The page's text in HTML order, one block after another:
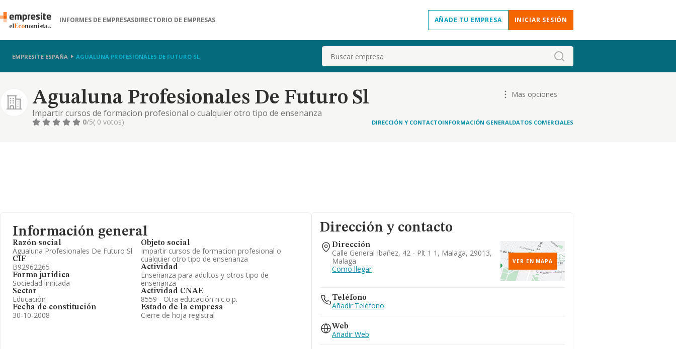
INFORMES DE EMPRESASDIRECTORIO DE EMPRESAS AÑADE TU EMPRESA INICIAR SESIÓN
EMPRESITE ESPAÑA AGUALUNA PROFESIONALES DE FUTURO SL Buscar
Agualuna Profesionales De Futuro Sl
Impartir cursos de formacion profesional o cualquier otro tipo de ensenanza
Mas opciones
0/5( 0 votos) DIRECCIÓN Y CONTACTOINFORMACIÓN GENERALDATOS COMERCIALES
Información general
Razón social
Agualuna Profesionales De Futuro Sl
CIF
B92962265
Forma jurídica
Sociedad limitada
Sector
Educación
Fecha de constitución
30-10-2008
Objeto social
Impartir cursos de formacion profesional o
cualquier otro tipo de ensenanza
Actividad
Enseñanza para adultos y otros tipo de
enseñanza
Actividad CNAE
8559 - Otra educación n.c.o.p.
Estado de la empresa
Cierre de hoja registral
Dirección y contacto
Dirección
Calle General Ibañez, 42 - Plt 1 1, Malaga, 29013,
Malaga
Como llegar
VER EN MAPA
Teléfono
Añadir Teléfono
Web
Añadir Web